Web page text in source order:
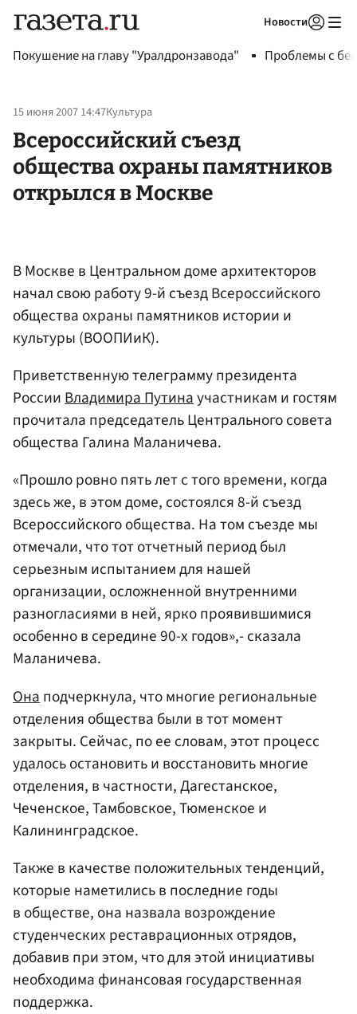
Новости
Покушение на главу "Уралдронзавода" Проблемы с
15 июня 2007 14:47Культура
Всероссийский съезд
общества охраны памятников
открылся в Москве
В Москве в Центральном доме архитекторов
начал свою работу 9-й съезд Всероссийского
общества охраны памятников истории и
культуры (ВООПИиК).
Приветственную телеграмму президента
РоссииВладимира Путинаучастникам и гостям
прочитала председатель Центрального совета
общества Галина Маланичева.
«Прошло ровно пять лет с того времени, когда
здесь же, в этом доме, состоялся 8-й съезд
Всероссийского общества. На том съезде мы
отмечали, что тот отчетный период был
серьезным испытанием для нашей
организации, осложненной внутренними
разногласиями в ней, ярко проявившимися
особенно в середине 90-х годов»,- сказала
Маланичева.
Она подчеркнула, что многие региональные
отделения общества были в тот момент
закрыты. Сейчас, по ее словам, этот процесс
удалось остановить и восстановить многие
отделения, в частности, Дагестанское,
Чеченское, Тамбовское, Тюменское и
Калининградское.
Также в качестве положительных тенденций,
которые наметились в последние годы
в обществе, она назвала возрождение
студенческих реставрационных отрядов,
добавив при этом, что для этой инициативы
необходима финансовая государственная
поддержка.